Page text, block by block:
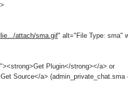
attach/sma.gif" alt="File Type: sma"
"><strong>Get Plugin</strong></a> or
Source</a> (admin_private_chat.sma